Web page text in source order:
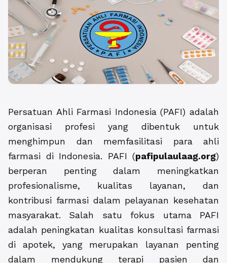
Persatuan Ahli Farmasi Indonesia (PAFI) adalah
organisasi profesi yang dibentuk untuk
menghimpun dan memfasilitasi para ahli
farmasi di Indonesia. PAFI (pafipulaulaag.org)
berperan penting dalam meningkatkan
profesionalisme, kualitas layanan, dan
kontribusi farmasi dalam pelayanan kesehatan
masyarakat. Salah satu fokus utama PAFI
adalah peningkatan kualitas konsultasi farmasi
di apotek, yang merupakan layanan penting
dalam mendukung terapi pasien dan